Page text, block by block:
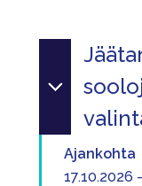
Ajankohta
17.10.2026